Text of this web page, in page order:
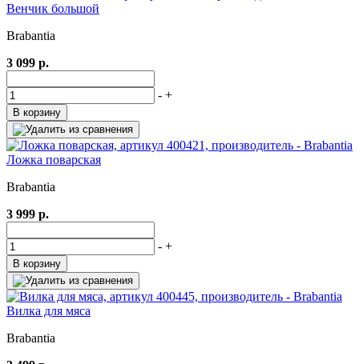
Венчик большой
Brabantia
3 099 р.
- +
В корзину
Ложка поварская
Brabantia
3 999 р.
- +
В корзину
Вилка для мяса
Brabantia